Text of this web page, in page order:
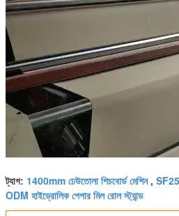
ট্যাগ: 1400mm ঢেউতোলা পিচবোর্ড মেশিন,
ODM হাইড্রোলিক পেপার মিল রোল স্ট্যান্ড